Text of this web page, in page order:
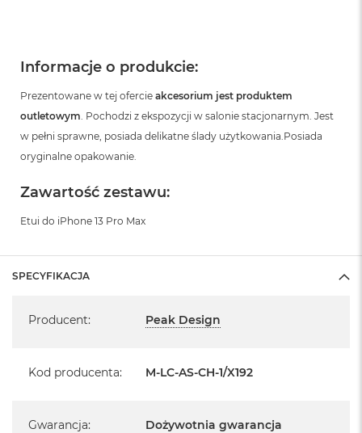
Informacje o produkcie:
Prezentowane w tej ofercie akcesorium jest produktem
outletowym. Pochodzi z ekspozycji w salonie stacjonarnym. Jest
w pełni sprawne, posiada delikatne ślady użytkowania.Posiada
oryginalne opakowanie.
Zawartość zestawu:
Etui do iPhone 13 Pro Max
SPECYFIKACJA
Producent: Peak Design
Kod producenta: M-LC-AS-CH-1/X192
Gwarancja:
Dożywotnia gwarancja